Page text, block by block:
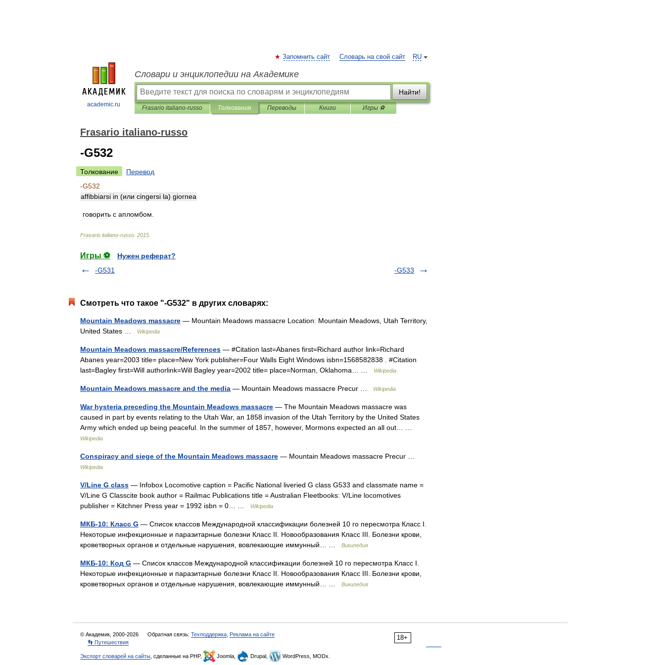
academic.ru
RU
Запомнить сайт Словарь на свой сайт
Словари и энциклопедии на Академике
Найти!
Frasario italiano-russo Толкования Переводы Книги Игры ⚽
Frasario italiano-russo
-G532
Толкование
Перевод
-G532
affibbiarsi in (или cingersi la) giornea
говорить с апломбом
Frasario italiano-russo 2015
Игры ⚽
Нужен реферат?
-G531
-G533
Смотреть что такое "-G532" в других словарях:
Mountain Meadows massacre — Mountain Meadows massacre Location: Mountain Meadows, Utah Territory,
United States …
Wikipedia
Mountain Meadows massacre/References — #Citation last=Abanes first=Richard author link=Richard
Abanes year=2003 title= place=New York publisher=Four Walls Eight Windows isbn=1568582838 . #Citation
last=Bagley first=Will authorlink=Will Bagley year=2002 title= place=Norman, Oklahoma… …
Wikipedia
Mountain Meadows massacre and the media — Mountain Meadows massacre Precur … Wikipedia
War hysteria preceding the Mountain Meadows massacre — The Mountain Meadows massacre was
caused in part by events relating to the Utah War, an 1858 invasion of the Utah Territory by the United States
Army which ended up being peaceful. In the summer of 1857, however, Mormons expected an all out… …
Wikipedia
Conspiracy and siege of the Mountain Meadows massacre — Mountain Meadows massacre Precur …
Wikipedia
V/Line G class — Infobox Locomotive caption = Pacific National liveried G class G533 and classmate name =
V/Line G Classcite book author = Railmac Publications title = Australian Fleetbooks: V/Line locomotives
publisher = Kitchner Press year = 1992 isbn = 0… …
Wikipedia
МКБ-10: Класс G — Список классов Международной классификации болезней 10 го пересмотра Класс I.
Некоторые инфекционные и паразитарные болезни Класс II. Новообразования Класс III. Болезни крови,
кроветворных органов и отдельные нарушения, вовлекающие иммунный… …
Википедия
МКБ-10: Код G — Список классов Международной классификации болезней 10 го пересмотра Класс I.
Некоторые инфекционные и паразитарные болезни Класс II. Новообразования Класс III. Болезни крови,
кроветворных органов и отдельные нарушения, вовлекающие иммунный… …
Википедия
18+
© Академик, 2000-2026 Обратная связь: Техподдержка Реклама на сайте
👣 Путешествия
Экспорт словарей на сайты , сделанные на PHP, Joomla, Drupal, WordPress, MODx.